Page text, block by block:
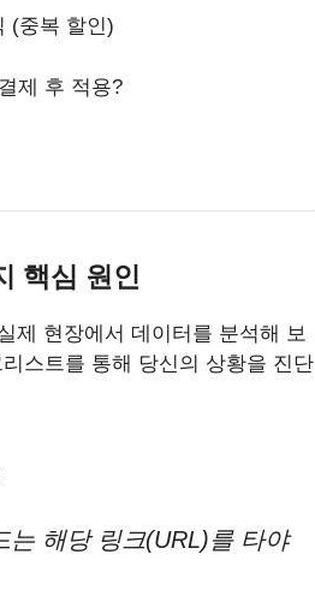
(중복 할인)
제 후 적용?
핵심 원인
제 현장에서 데이터를 분석해 보
스트를 통해 당신의 상황을 진단
는 해당 링크(URL)를 타야